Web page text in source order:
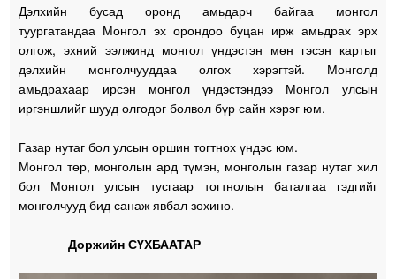
Дэлхийн бусад оронд амьдарч байгаа монгол
туургатандаа Монгол эх орондоо буцан ирж амьдрах эрх
олгож, эхний ээлжинд монгол үндэстэн мөн гэсэн картыг
дэлхийн монголчууддаа олгох хэрэгтэй. Монголд
амьдрахаар ирсэн монгол үндэстэндээ Монгол улсын
иргэншлийг шууд олгодог болвол бүр сайн хэрэг юм.
Газар нутаг бол улсын оршин тогтнох үндэс юм.
Монгол төр, монголын ард түмэн, монголын газар нутаг хил
бол Монгол улсын тусгаар тогтнолын баталгаа гэдгийг
монголчууд бид санаж явбал зохино.
Доржийн СҮХБААТАР